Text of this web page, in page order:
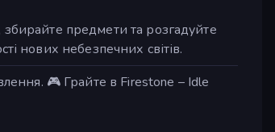
предмети та розгадуйте
нових небезпечних світів.
🎮 Грайте в Firestone – Idle